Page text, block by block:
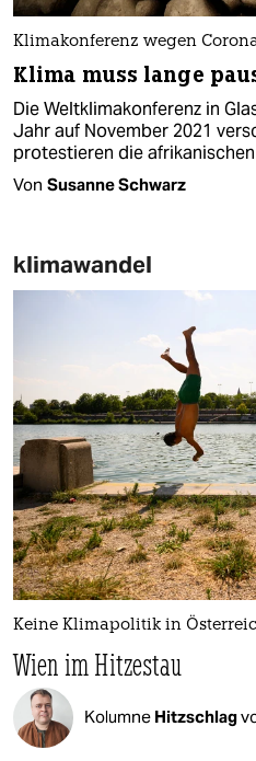
Klimakonferenz wegen
Klima muss lange
Die Weltklimakonferenz in
Jahr auf November 2021
protestieren die
Von Susanne Schwarz
klimawandel
Keine Klimapolitik in
Wien im Hitzestau
Kolumne Hitzschlag